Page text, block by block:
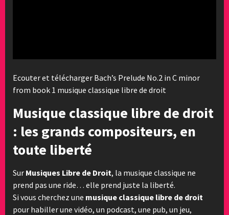
Ecouter et télécharger Bach’s Prelude No.2 in C minor
from book 1 musique classique libre de droit
Musique classique libre de droit
: les grands compositeurs, en
toute liberté
Sur Musiques Libre de Droit, la musique classique ne
prend pas une ride… elle prend juste la liberté.
Si vous cherchez une musique classique libre de droit
pour habiller une vidéo, un podcast, une pub, un jeu,